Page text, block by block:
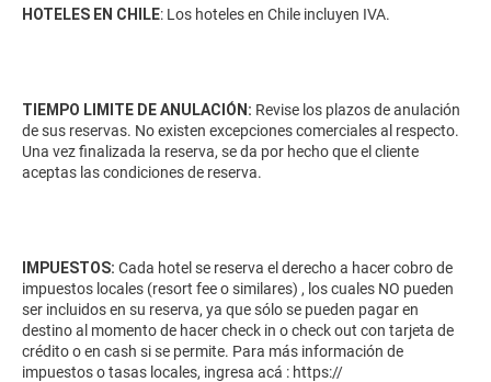
HOTELES EN CHILE: Los hoteles en Chile incluyen IVA.
TIEMPO LIMITE DE ANULACIÓN: Revise los plazos de anulación
de sus reservas. No existen excepciones comerciales al respecto.
Una vez finalizada la reserva, se da por hecho que el cliente
aceptas las condiciones de reserva.
IMPUESTOS: Cada hotel se reserva el derecho a hacer cobro de
impuestos locales (resort fee o similares) , los cuales NO pueden
ser incluidos en su reserva, ya que sólo se pueden pagar en
destino al momento de hacer check in o check out con tarjeta de
crédito o en cash si se permite. Para más información de
impuestos o tasas locales, ingresa acá : https://